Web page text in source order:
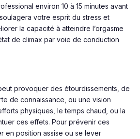
environ 10 à 15 minutes avant
votre esprit du stress et
la capacité à atteindre l’orgasme
de climax par voie de conduction
provoquer des étourdissements, de
de connaissance, ou une vision
physiques, le temps chaud, ou la
ces effets. Pour prévenir ces
en position assise ou se lever